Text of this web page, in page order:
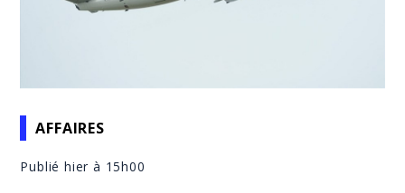
AFFAIRES
Publié hier à 15h00